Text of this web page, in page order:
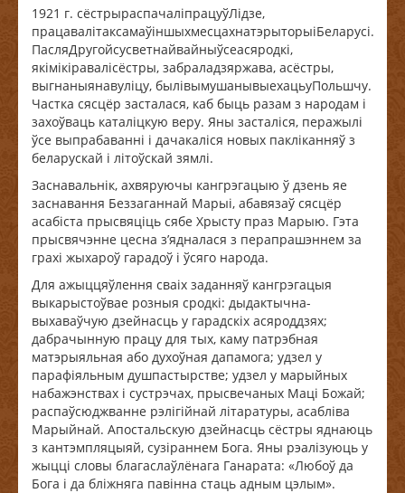
1921 г. сёстрыраспачаліпрацуўЛідзе,
працавалітаксамаўіншыхмесцахнатэрыторыіБеларусі.
ПасляДругойсусветнайвайныўсеасяродкі,
якімікіравалісёстры, забраладзяржава, асёстры,
выгнаныянавуліцу, былівымушанывыехацьуПольшчу.
Частка сясцёр засталася, каб быць разам з народам і
захоўваць каталіцкую веру. Яны засталіся, перажылі
ўсе выпрабаванні і дачакаліся новых пакліканняў з
беларускай і літоўскай зямлі.
Заснавальнік, ахвяруючы кангрэгацыю ў дзень яе
заснавання Беззаганнай Марыі, абавязаў сясцёр
асабіста прысвяціць сябе Хрысту праз Марыю. Гэта
прысвячэнне цесна з’ядналася з перапрашэннем за
грахі жыхароў гарадоў і ўсяго народа.
Для ажыццяўлення сваіх заданняў кангрэгацыя
выкарыстоўвае розныя сродкі: дыдактычна-
выхаваўчую дзейнасць у гарадскіх асяроддзях;
дабрачынную працу для тых, каму патрэбная
матэрыяльная або духоўная дапамога; удзел у
парафіяльным душпастырстве; удзел у марыйных
набажэнствах і сустрэчах, прысвечаных Маці Божай;
распаўсюджванне рэлігійнай літаратуры, асабліва
Марыйнай. Апостальскую дзейнасць сёстры яднаюць
з кантэмпляцыяй, сузіраннем Бога. Яны рэалізуюць у
жыцці словы благаслаўлёнага Ганарата: «Любоў да
Бога і да бліжняга павінна стаць адным цэлым».